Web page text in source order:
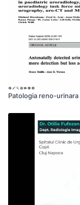
Patologia reno-